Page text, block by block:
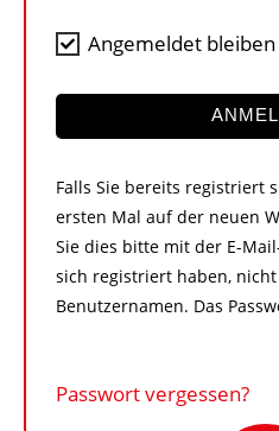
Angemeldet bleiben
Falls Sie bereits registriert
ersten Mal auf der neuen
Sie dies bitte mit der E-
sich registriert haben,
Benutzernamen. Das
Passwort vergessen?